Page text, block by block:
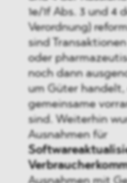
1e/1f Abs. 3 und 4
Verordnung)
sind
oder
noch dann
um Güter
gemeinsame
sind. Weiterhin
Ausnahmen für